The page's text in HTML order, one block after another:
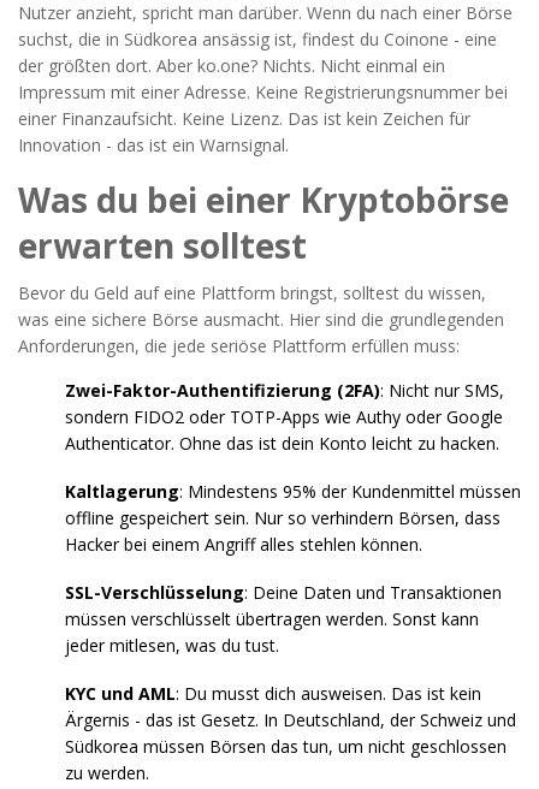
Nutzer anzieht, spricht man darüber. Wenn du nach einer Börse
suchst, die in Südkorea ansässig ist, findest du Coinone - eine
der größten dort. Aber ko.one? Nichts. Nicht einmal ein
Impressum mit einer Adresse. Keine Registrierungsnummer bei
einer Finanzaufsicht. Keine Lizenz. Das ist kein Zeichen für
Innovation - das ist ein Warnsignal.
Was du bei einer Kryptobörse
erwarten solltest
Bevor du Geld auf eine Plattform bringst, solltest du wissen,
was eine sichere Börse ausmacht. Hier sind die grundlegenden
Anforderungen, die jede seriöse Plattform erfüllen muss:
Zwei-Faktor-Authentifizierung (2FA): Nicht nur SMS,
sondern FIDO2 oder TOTP-Apps wie Authy oder Google
Authenticator. Ohne das ist dein Konto leicht zu hacken.
Kaltlagerung: Mindestens 95% der Kundenmittel müssen
offline gespeichert sein. Nur so verhindern Börsen, dass
Hacker bei einem Angriff alles stehlen können.
SSL-Verschlüsselung: Deine Daten und Transaktionen
müssen verschlüsselt übertragen werden. Sonst kann
jeder mitlesen, was du tust.
KYC und AML: Du musst dich ausweisen. Das ist kein
Ärgernis - das ist Gesetz. In Deutschland, der Schweiz und
Südkorea müssen Börsen das tun, um nicht geschlossen
zu werden.